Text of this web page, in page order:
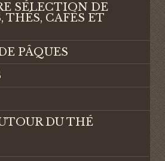
SÉLECTION DE
THÉS, CAFÉS ET
PÂQUES
DU THÉ